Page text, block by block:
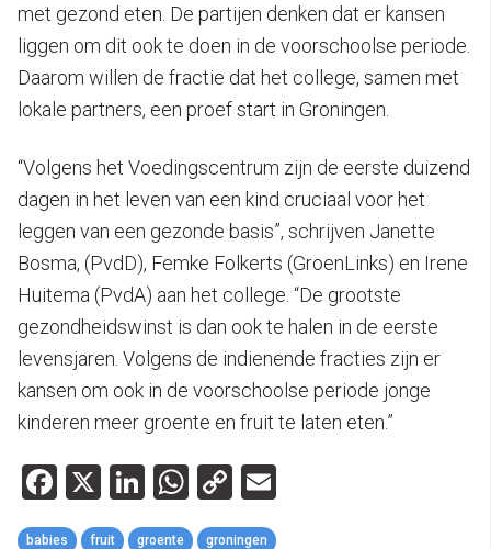
met gezond eten. De partijen denken dat er kansen
liggen om dit ook te doen in de voorschoolse periode.
Daarom willen de fractie dat het college, samen met
lokale partners, een proef start in Groningen.
“Volgens het Voedingscentrum zijn de eerste duizend
dagen in het leven van een kind cruciaal voor het
leggen van een gezonde basis”, schrijven Janette
Bosma, (PvdD), Femke Folkerts (GroenLinks) en Irene
Huitema (PvdA) aan het college. “De grootste
gezondheidswinst is dan ook te halen in de eerste
levensjaren. Volgens de indienende fracties zijn er
kansen om ook in de voorschoolse periode jonge
kinderen meer groente en fruit te laten eten.”
Facebook
X LinkedIn
WhatsApp
Copy
Link
babies fruit groente groningen